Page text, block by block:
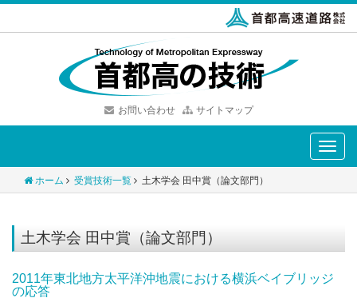
お問い合わせ サイトマップ
Toggle
ホーム 受賞技術一覧 土木学会 田中賞（論文部門）
土木学会 田中賞（論文部門）
2011年東北地方太平洋沖地震における横浜ベイブリッジ
の応答